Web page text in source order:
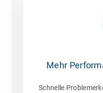
Mehr
Schnelle